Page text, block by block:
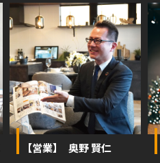
【営業】 奥野 賢仁